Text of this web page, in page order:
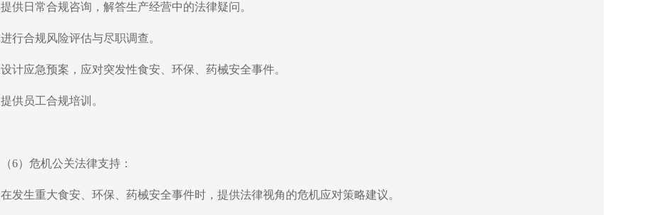
提供日常合规咨询，解答生产经营中的法律疑问。
进行合规风险评估与尽职调查。
设计应急预案，应对突发性食安、环保、药械安全事件。
提供员工合规培训。
（6）危机公关法律支持：
在发生重大食安、环保、药械安全事件时，提供法律视角的危机应对策略建议。